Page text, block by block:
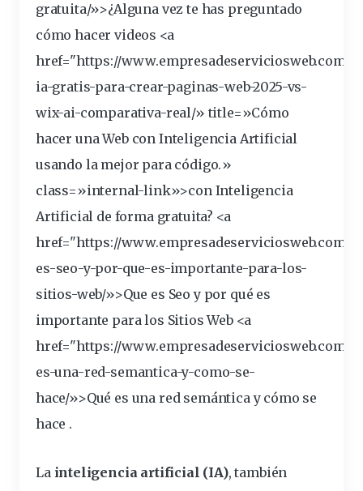
gratuita/»>¿Alguna vez te has preguntado
cómo hacer videos <a
href="https://www.empresadeserviciosweb.com/
ia-gratis-para-crear-paginas-web-2025-vs-
wix-ai-comparativa-real/» title=»Cómo
hacer una Web con Inteligencia Artificial
usando la mejor para código.»
class=»internal-link»>con Inteligencia
Artificial de forma gratuita? <a
href="https://www.empresadeserviciosweb.com/
es-seo-y-por-que-es-importante-para-los-
sitios-web/»>Que es Seo y por qué es
importante para los Sitios Web <a
href="https://www.empresadeserviciosweb.com/
es-una-red-semantica-y-como-se-
hace/»>Qué es una red semánticay cómo se
hace .
La inteligencia artificial (IA), también